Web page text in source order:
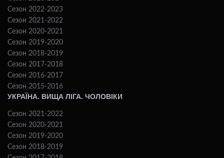
Сезон 2022-2023
Сезон 2021-2022
Сезон 2020-2021
Сезон 2019-2020
Сезон 2018-2019
Сезон 2017-2018
Сезон 2016-2017
Сезон 2015-2016
УКРАЇНА. ВИЩА ЛІГА. ЧОЛОВІКИ
Сезон 2021-2022
Сезон 2020-2021
Сезон 2019-2020
Сезон 2018-2019